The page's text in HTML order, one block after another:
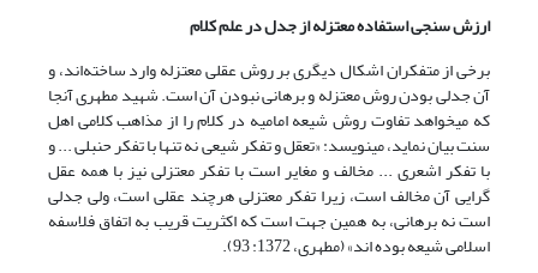
ارزش سنجی استفاده معتزله از جدل در علم کلام
برخی از متفکران اشکال دیگری بر روش عقلی معتزله وارد ساخته‌اند، و
آن جدلی بودن روش معتزله و برهانی نبودن آن است. شهید مطهری آنجا
که می­خواهد تفاوت روش شیعه امامیه در کلام را از مذاهب کلامی اهل
سنت بیان نماید، می‏نویسد: «تعقل و تفکر شیعی نه تنها با تفکر حنبلی ... و
با تفکر اشعری ... مخالف و مغایر است با تفکر معتزلی نیز با همه عقل
گرایی آن مخالف است، زیرا تفکر معتزلی هرچند عقلی است، ولی جدلی
است نه برهانی، به همین جهت است که اکثریت قریب به اتفاق فلاسفه
اسلامی شیعه بوده اند» (مطهری، 1372: 93).